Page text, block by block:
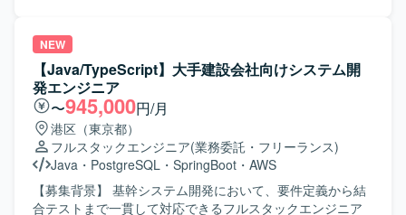
用しています。AI関連ではOpenAI APIやAnthropic APIなど
を活用しています。
ご活躍次第では、長期でご参画いただく可能性がありま
す。 【開発環境】 Java、Vue.js、Spring、Bootstrap、
PostgreSQLを使用します。
NEW
【Java/TypeScript】大手建設会社向けシステム開
発エンジニア
〜945,000円/月
港区（東京都）
フルスタックエンジニア(業務委託・フリーランス)
Java ・ PostgreSQL ・ SpringBoot ・ AWS
【募集背景】 基幹システム開発において、要件定義から結
合テストまで一貫して対応できるフルスタックエンジニア